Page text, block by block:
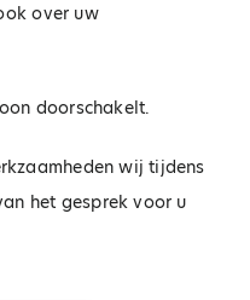
over uw
doorschakelt.
wij tijdens
het gesprek voor u